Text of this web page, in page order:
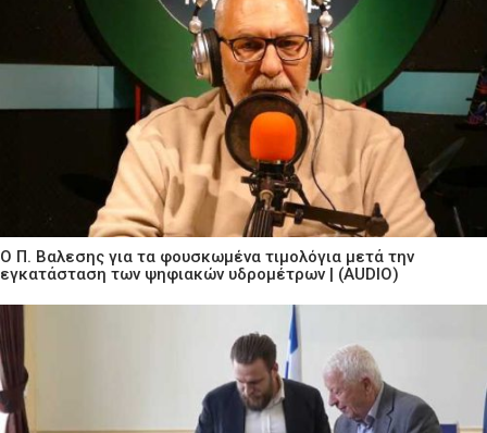
Ο Π. Βαλεσης για τα φουσκωμένα τιμολόγια μετά την
εγκατάσταση των ψηφιακών υδρομέτρων | (AUDIO)